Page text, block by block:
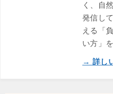
く、自
発信し
える「
い方」
→ 詳し